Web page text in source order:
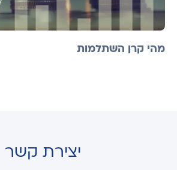
מהי קרן השתלמות
יצירת קשר